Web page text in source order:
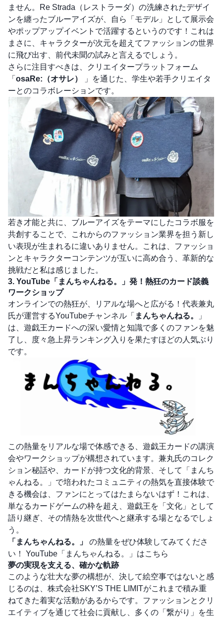
ません。Re Strada（レストラーダ）の洗練されたデザイ
ンを纏ったブルーアイズが、自ら「モデル」として展示会
やポップアップイベントで活躍するというのです！これは
まさに、キャラクターが次元を超えてファッションの世界
に飛び出す、前代未聞の試みと言えるでしょう。
さらに注目すべきは、クリエイタープラットフォーム
「 osaRe:（オサレ）
」を通じた、学生や若手クリエイタ
ーとのコラボレーションです。
若き才能と共に、ブルーアイズをテーマにしたコラボ服を
共創することで、これからのファッション業界を担う新し
い表現が生まれるに違いありません。これは、ファッショ
ンとキャラクターコンテンツが互いに高め合う、革新的な
挑戦だと私は感じました。
3. YouTube「まんちゃんねる。」発！熱狂のカード談義
ワークショップ
オンラインでの熱狂が、リアルな場へと広がる！代表兼丸
氏が運営するYouTubeチャンネル「 まんちゃんねる。
」
は、遊戯王カードへの深い愛情と知識で多くのファンを魅
了し、度々急上昇ランキング入りを果たすほどの人気ぶり
です。
この熱量をリアルな場で体感できる、遊戯王カードの講演
会やワークショップが構想されています。兼丸氏のコレク
ション秘話や、カードが持つ文化的背景、そして「まんち
ゃんねる。」で培われたコミュニティの熱気を直接体験で
きる機会は、ファンにとってはたまらないはず！これは、
単なるカードゲームの枠を超え、遊戯王を「文化」として
語り継ぎ、その情熱を次世代へと継承する場となるでしょ
う。
「まんちゃんねる。」
の熱量をぜひ体験してみてくださ
い！ YouTube「まんちゃんねる。」はこちら
夢の実現を支える、確かな軌跡
このような壮大な夢の構想が、決して絵空事ではないと感
じるのは、株式会社SKY’S THE LIMITがこれまで積み重
ねてきた着実な活動があるからです。ファッションとクリ
エイティブを通じて社会に貢献し、多くの「繋がり」を生